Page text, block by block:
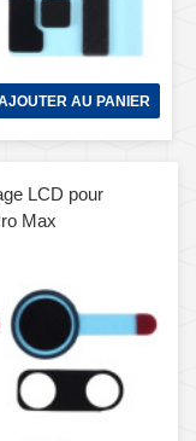
AU PANIER
LCD pour
Max